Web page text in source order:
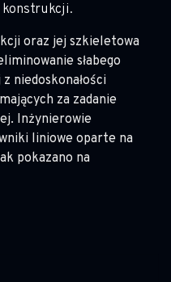
oraz jej szkieletowa
słabego
niedoskonałości
za zadanie
Inżynierowie
liniowe oparte na
pokazano na